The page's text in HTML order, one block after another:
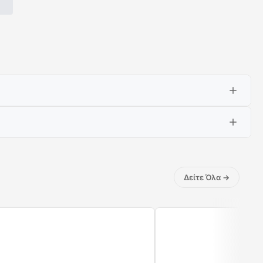
ενέργειας έως και 70%*. *Δοκιμασμένο με
κλάση A+ και χωρητικότητα 71 λίτρων.
Δείτε Όλα →